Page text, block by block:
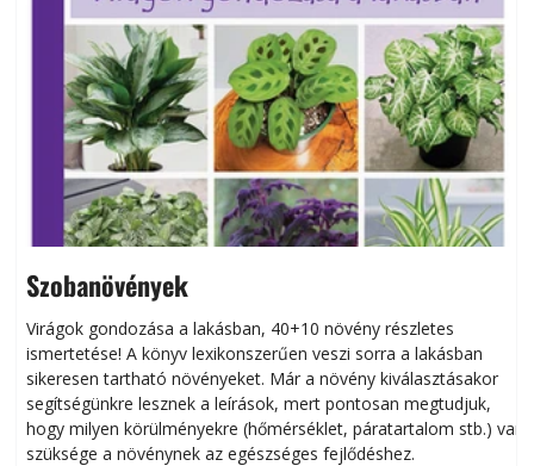
Szobanövények
Virágok gondozása a lakásban, 40+10 növény részletes
ismertetése! A könyv lexikonszerűen veszi sorra a lakásban
sikeresen tart­ha­tó növényeket. Már a növény kiválasztásakor
segítségünkre lesznek a leírások, mert pontosan megtudjuk,
hogy milyen körülményekre (hőmérséklet, páratartalom stb.) van
szüksége a növénynek az egészséges fejlődéshez.